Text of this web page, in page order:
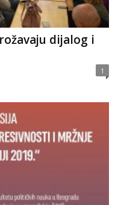
dijalog i
1